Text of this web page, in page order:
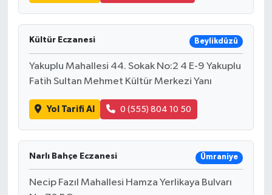
Kültür Eczanesi Beylikdüzü
Yakuplu Mahallesi 44. Sokak No:2 4 E-9 Yakuplu
Fatih Sultan Mehmet Kültür Merkezi Yanı
Yol Tarifi Al 0 (555) 804 10 50
Narlı Bahçe Eczanesi Ümraniye
Necip Fazıl Mahallesi Hamza Yerlikaya Bulvarı